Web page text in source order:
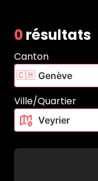
0résultats
Canton
🇨🇭
Ville/Quartier